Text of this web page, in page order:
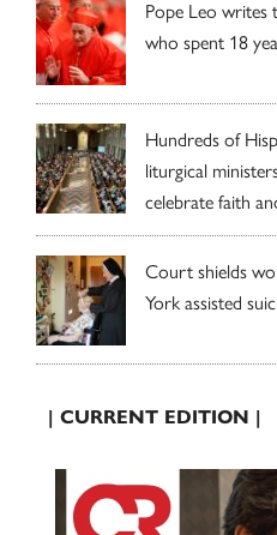
Pope Leo writes
who spent 18
Hundreds of
liturgical
celebrate faith
Court shields
York assisted
| CURRENT EDITION |